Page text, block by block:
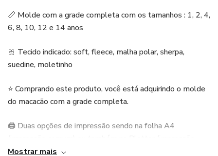
📏 Molde com a grade completa com os tamanhos : 1, 2, 4,
6, 8, 10, 12 e 14 anos
🎀 Tecido indicado: soft, fleece, malha polar, sherpa,
suedine, moletinho
⭐ Comprando este produto, você está adquirindo o molde
do macacão com a grade completa.
🖨️ Duas opções de impressão sendo na folha A4
grande feita em gráficas).
Mostrar mais